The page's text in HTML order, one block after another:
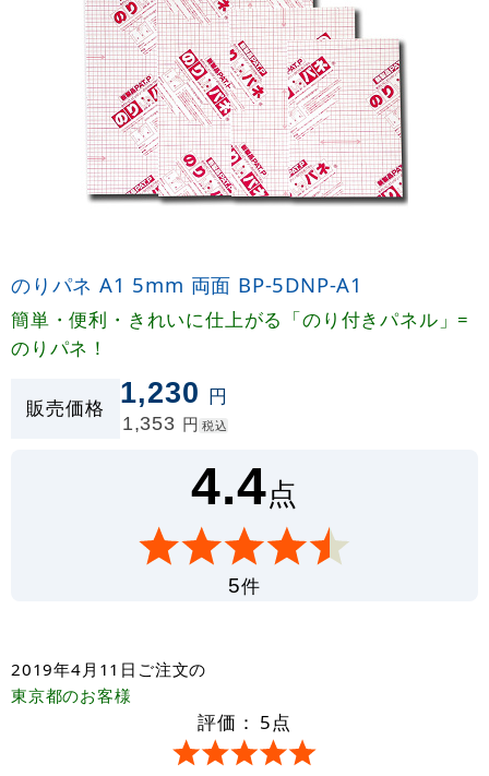
のりパネ A1 5mm 両面 BP-5DNP-A1
簡単・便利・きれいに仕上がる「のり付きパネル」=
のりパネ！
販売価格 1,230 円
1,353 円 税込
4.4点
5件
2019年4月11日 ご注文の
東京都のお客様
評価： 5点